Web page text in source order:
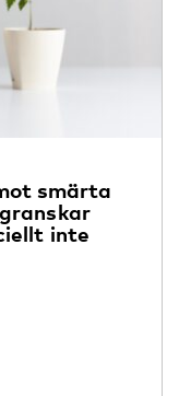
smärta
inte